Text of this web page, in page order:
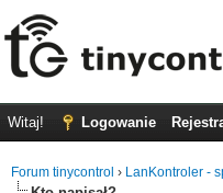
Witaj! Logowanie
Forum tinycontrol › LanKontroler -